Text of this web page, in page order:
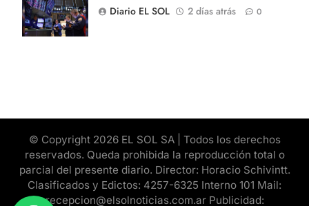
y el riesgo país
volvió a subir
Diario EL SOL
2 días atrás 0
© Copyright 2026 EL SOL SA | Todos los derechos
reservados. Queda prohibida la reproducción total o
parcial del presente diario. Director: Horacio Schivintt.
Clasificados y Edictos: 4257-6325 Interno 101 Mail:
recepcion@elsolnoticias.com.ar Publicidad: